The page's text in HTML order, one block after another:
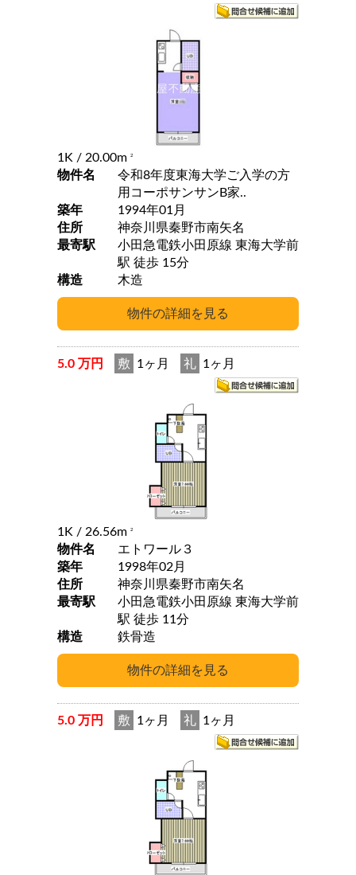
1K / 20.00m 2
物件名
令和8年度東海大学ご入学の方
用コーポサンサンB家..
築年
1994年01月
住所
神奈川県秦野市南矢名
最寄駅
小田急電鉄小田原線 東海大学前
駅 徒歩 15分
構造
木造
5.0 万円 敷 1ヶ月 礼 1ヶ月
1K / 26.56m 2
物件名
エトワール３
築年
1998年02月
住所
神奈川県秦野市南矢名
最寄駅
小田急電鉄小田原線 東海大学前
駅 徒歩 11分
構造
鉄骨造
5.0 万円 敷 1ヶ月 礼 1ヶ月